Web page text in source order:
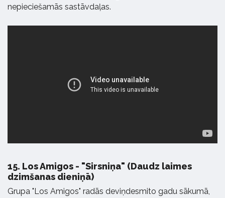
nepieciešamās sastāvdaļas.
15. Los Amigos - "Sirsniņa" (Daudz laimes
dzimšanas dieniņā)
Grupa "Los Amigos" radās deviņdesmito gadu sākumā,